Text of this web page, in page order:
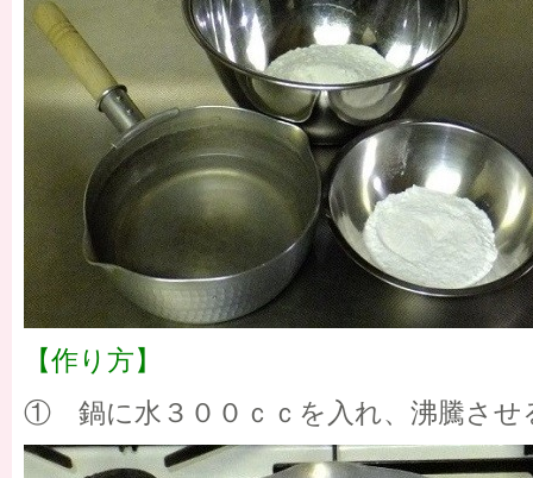
【作り方】
① 鍋に水３００ｃｃを入れ、沸騰させ